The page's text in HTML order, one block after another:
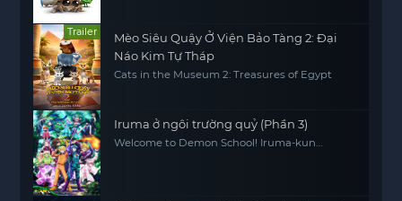
Trailer
Mèo Siêu Quậy Ở Viện Bảo Tàng 2: Đại
Náo Kim Tự Tháp
Cats in the Museum 2: Treasures of Egypt
Iruma ở ngôi trường quỷ (Phần 3)
Welcome to Demon School! Iruma-kun